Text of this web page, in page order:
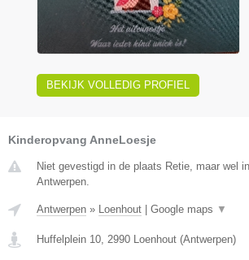
BEKIJK VOLLEDIG PROFIEL
Kinderopvang AnneLoesje
Niet gevestigd in de plaats Retie, maar wel
Antwerpen.
Antwerpen » Loenhout Google maps ▼
Huffelplein 10 2990 Loenhout (Antwerpen)